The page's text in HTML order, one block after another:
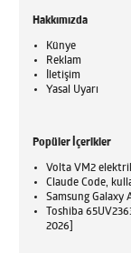
Hakkımızda
Künye
Reklam
İletişim
Yasal Uyarı
Popüler İçerikler
Volta VM2
Claude Code,
Samsung Galaxy
Toshiba
2026]